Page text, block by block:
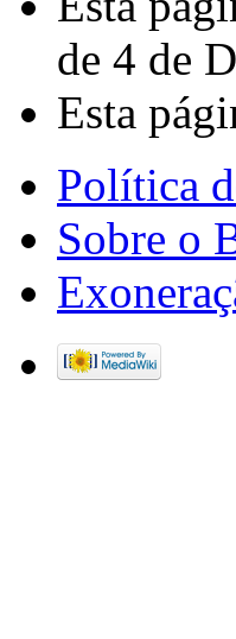
de 4 de
Esta
Política
Sobre o